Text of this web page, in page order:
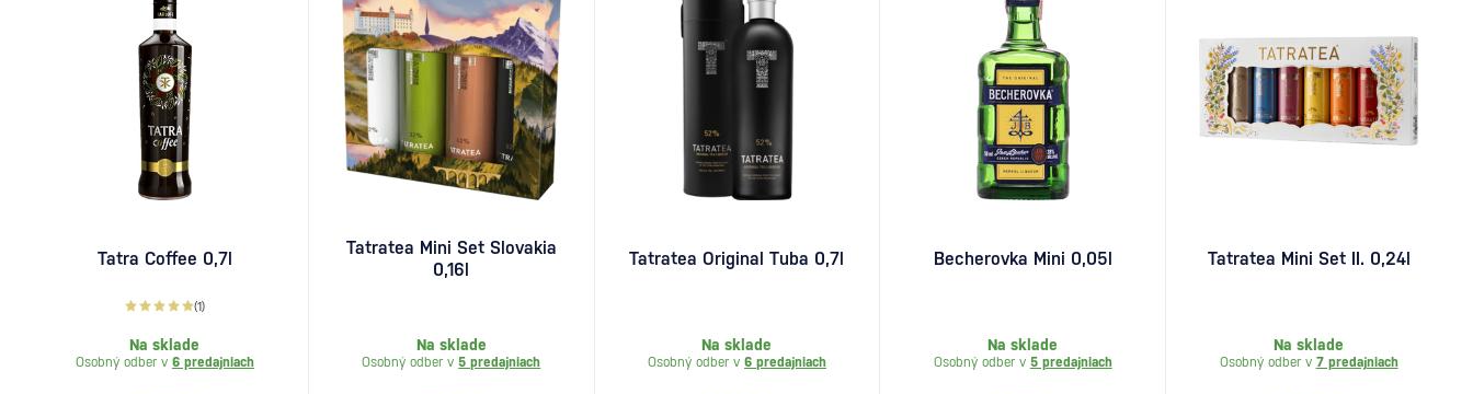
Tatra Coffee 0,7l
(1)
Na sklade
Osobný odber v 6 predajniach
Tatratea Mini Set Slovakia
0,16l
Na sklade
Osobný odber v5 predajniach
Tatratea Original Tuba 0,7l
Na sklade
Osobný odber v 6 predajniach
Becherovka Mini 0,05l
Na sklade
Osobný odber v 5 predajniach
Tatratea Mini Set II. 0,24l
Na sklade
Osobný odber v 7 predajniach